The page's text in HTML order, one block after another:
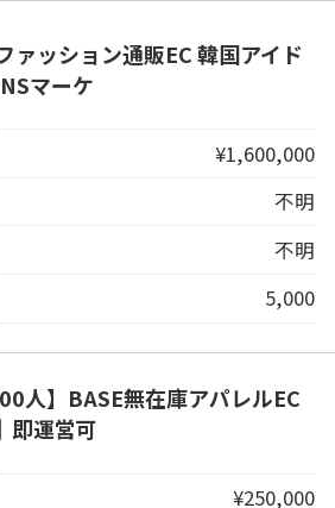
ァッション通販EC 韓国アイド
マーケ
¥1,600,000
不明
不明
5,000
人】BASE無在庫アパレルEC
即運営可
¥250,000